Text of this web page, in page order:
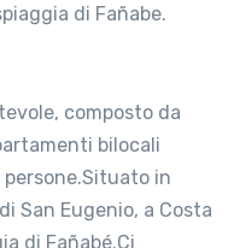
di Fañabe.
composto da
bilocali
in
San Eugenio, a Costa
di Fañabé.Ci